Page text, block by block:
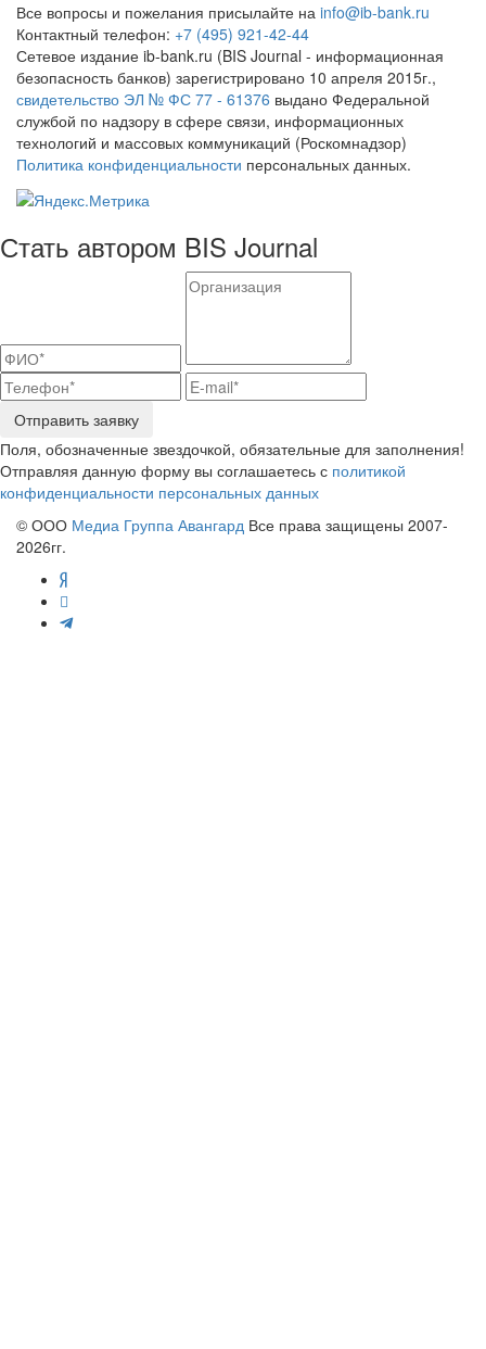
Все вопросы и пожелания присылайте на info@ib-bank.ru
Контактный телефон: +7 (495) 921-42-44
Сетевое издание ib-bank.ru (BIS Journal - информационная
безопасность банков) зарегистрировано 10 апреля 2015г.,
свидетельство ЭЛ № ФС 77 - 61376 выдано Федеральной
службой по надзору в сфере связи, информационных
технологий и массовых коммуникаций (Роскомнадзор)
Политика конфиденциальности персональных данных.
Стать автором BIS Journal
Отправить заявку
Поля, обозначенные звездочкой, обязательные для заполнения!
Отправляя данную форму вы соглашаетесь с политикой
конфиденциальности персональных данных
© ООО Медиа Группа Авангард Все права защищены 2007-
2026гг.